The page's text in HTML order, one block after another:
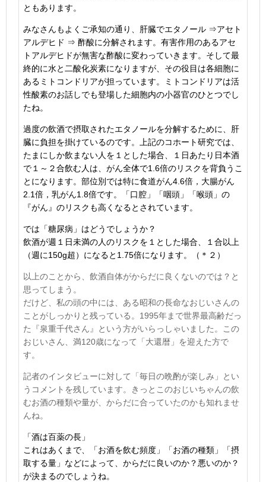
ともあります。
みなさんもよくご承知の通り、肝臓でエタノール ⇒アセト
アルデヒド ⇒ 酢酸に分解されます。有害作用のあるアセ
トアルデヒドが無害な酢酸に変わっていきます。そして最
終的に水と二酸化炭素になりますが、その役目は各細胞に
あるミトコンドリアが担っています。ミトコンドリアは活
性酸素のお話しでも登場した細胞内の小器官のひとつでし
たね。
過度の飲酒で摂取されたエタノールを分解するために、肝
臓に負担を掛けているのです。上記のコホート研究では、
たまにしか飲まない人を１とした場合、１日あたり日本酒
で１～２合飲む人は、がん全体で1.6倍のリスクを背負うこ
とになります。部位別では特に食道がん4.6倍，大腸がん
2.1倍，乳がん1.8倍です。「口腔」「咽頭」「喉頭」の
『がん』のリスクも高くなるとされています。
では「糖尿病」はどうでしょうか？
飲酒が週１日未満の人のリスクを１とした場合、１合以上
（週に150g超）になると 1.75倍になります。 （＊２）
以上のことから、飲酒自体がからだに良くないのでは？と
思ってしまう。
だけど、私の頭の中には、ある昭和の長命なおじいさんの
ことがしっかりと残っている。 1995年まで世界最高齢だっ
た『泉重千代さん』という方がいらっしゃいました。この
おじいさん、満120歳になって「大還暦」を迎えた方で
す。
記者のインタビューに対して「毎日の晩酌が楽しみ」とい
うコメントを残しています。きっとこのおじいちゃんの飲
むお酒の種類や量が、からだに合っていたのかも知れませ
んね。
「酒は百薬の長」
これはあくまで、「お酒を飲む頻度」「お酒の種類」「摂
取する量」などによって、からだに良いのか？悪いのか？
が決まるのでしょうね。